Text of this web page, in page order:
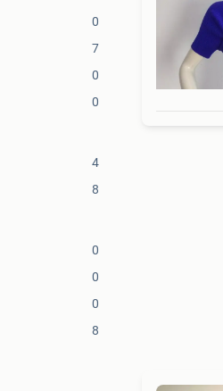
0
7
0
0
4
8
0
0
0
8